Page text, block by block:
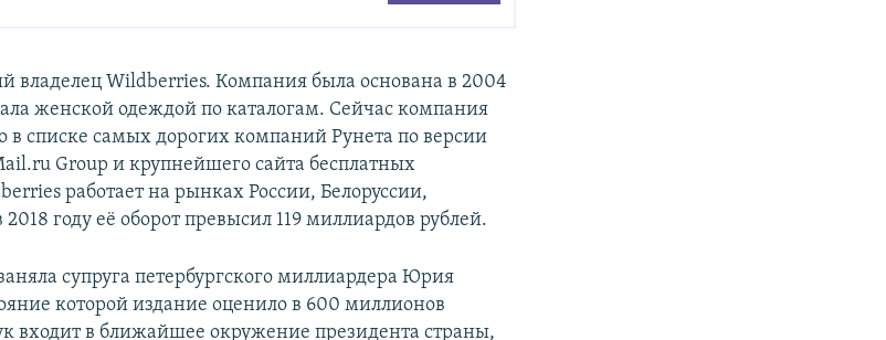
владелец Wildberries. Компания была основана в 2004
женской одеждой по каталогам. Сейчас компания
в списке самых дорогих компаний Рунета по версии
Group и крупнейшего сайта бесплатных
работает на рынках России, Белоруссии,
году её оборот превысил 119 миллиардов рублей.
супруга петербургского миллиардера Юрия
которой издание оценило в 600 миллионов
входит в ближайшее окружение президента страны,